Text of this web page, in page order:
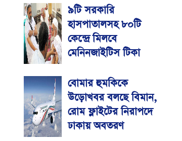
৯টি সরকারি
হাসপাতালসহ ৮০টি
কেন্দ্রে মিলবে
মেনিনজাইটিস টিকা
বোমার হুমকিকে
উড়োখবর বলছে বিমান,
রোম ফ্লাইটের নিরাপদে
ঢাকায় অবতরণ